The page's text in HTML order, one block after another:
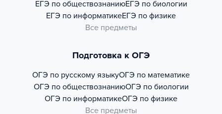
ЕГЭ по обществознаниюЕГЭ по биологии
ЕГЭ по информатикеЕГЭ по физике
Все предметы
Подготовка к ОГЭ
ОГЭ по русскому языкуОГЭ по математике
ОГЭ по обществознаниюОГЭ по биологии
ОГЭ по информатикеОГЭ по физике
Все предметы